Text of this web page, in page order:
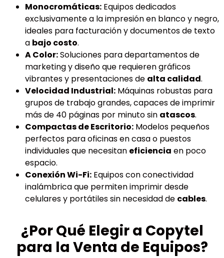
Monocromáticas: Equipos dedicados
exclusivamente a la impresión en blanco y negro,
ideales para facturación y documentos de texto
a bajo costo.
A Color:Soluciones para departamentos de
marketing y diseño que requieren gráficos
vibrantes y presentaciones de alta calidad.
Velocidad Industrial: Máquinas robustas para
grupos de trabajo grandes, capaces de imprimir
más de 40 páginas por minuto sin atascos.
Compactas de Escritorio: Modelos pequeños
perfectos para oficinas en casa o puestos
individuales que necesitan eficiencia en poco
espacio.
Conexión Wi-Fi: Equipos con conectividad
inalámbrica que permiten imprimir desde
celulares y portátiles sin necesidad de cables.
¿Por Qué Elegir a Copytel
para la Venta de Equipos?